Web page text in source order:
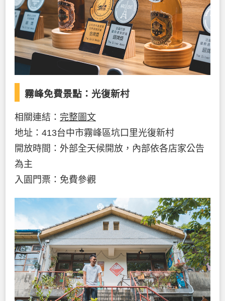
霧峰免費景點：光復新村
相關連結： 完整圖文
地址：413台中市霧峰區坑口里光復新村
開放時間：外部全天候開放，內部依各店家公告
為主
入園門票：免費參觀